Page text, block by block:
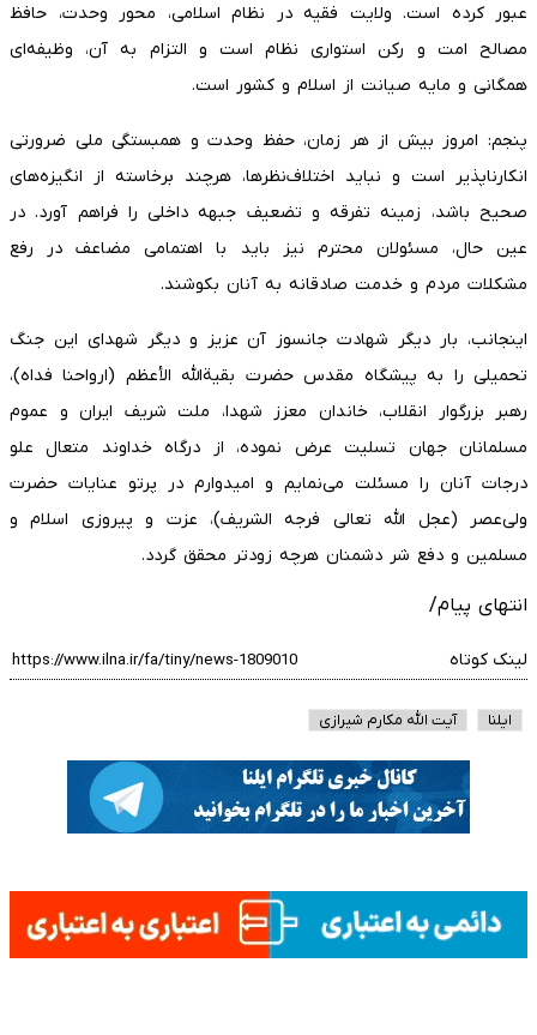
عبور کرده است. ولایت فقیه در نظام اسلامی، محور وحدت، حافظ
مصالح امت و رکن استواری نظام است و التزام به آن، وظیفه‌ای
همگانی و مایه صیانت از اسلام و کشور است.
پنجم: امروز بیش از هر زمان، حفظ وحدت و همبستگی ملی ضرورتی
انکارناپذیر است و نباید اختلاف‌نظرها، هرچند برخاسته از انگیزه‌های
صحیح باشد، زمینه تفرقه و تضعیف جبهه داخلی را فراهم آورد. در
عین حال، مسئولان محترم نیز باید با اهتمامی مضاعف در رفع
مشکلات مردم و خدمت صادقانه به آنان بکوشند.
اینجانب، بار دیگر شهادت جانسوز آن عزیز و دیگر شهدای این جنگ
تحمیلی را به پیشگاه مقدس حضرت بقیةالله الأعظم (ارواحنا فداه)،
رهبر بزرگوار انقلاب، خاندان معزز شهدا، ملت شریف ایران و عموم
مسلمانان جهان تسلیت عرض نموده، از درگاه خداوند متعال علو
درجات آنان را مسئلت می‌نمایم و امیدوارم در پرتو عنایات حضرت
ولی‌عصر (عجل الله تعالی فرجه الشریف)، عزت و پیروزی اسلام و
مسلمین و دفع شر دشمنان هرچه زودتر محقق گردد.
انتهای پیام/
لینک کوتاه
ایلنا آیت الله مکارم شیرازی